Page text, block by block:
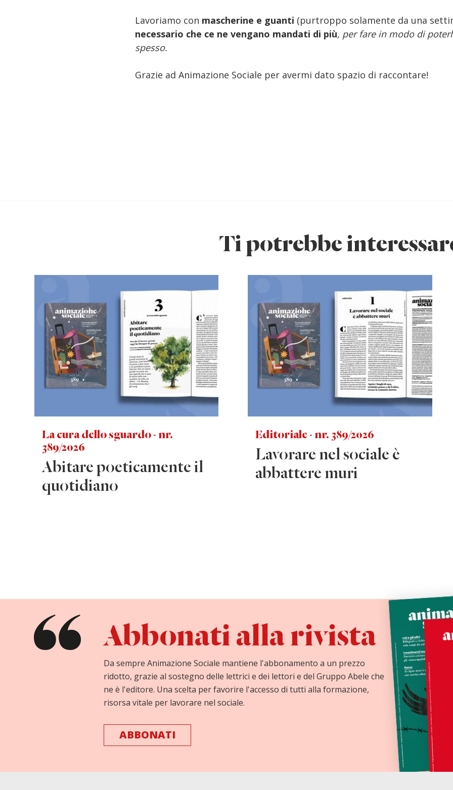
Lavoriamo con mascherine e guanti (purtroppo solamente da una
necessario che ce ne vengano mandati di più, per fare in modo di
spesso.
Grazie ad Animazione Sociale per avermi dato spazio di raccontare!
Ti potrebbe
La cura dello sguardo - nr.
389/2026
Abitare poeticamente il
quotidiano
Editoriale - nr. 389/2026
Lavorare nel sociale è
abbattere muri
Abbonati alla rivista
Da sempre Animazione Sociale mantiene l'abbonamento a un prezzo
ridotto, grazie al sostegno delle lettrici e dei lettori e del Gruppo Abele che
ne è l'editore. Una scelta per favorire l'accesso di tutti alla formazione,
risorsa vitale per lavorare nel sociale.
ABBONATI